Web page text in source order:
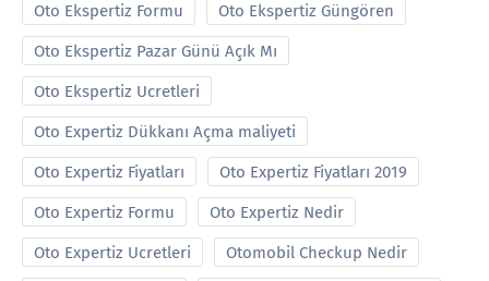
Oto Ekspertiz Formu Oto Ekspertiz Güngören
Oto Ekspertiz Pazar Günü Açık Mı
Oto Ekspertiz Ucretleri
Oto Expertiz Dükkanı Açma maliyeti
Oto Expertiz Fiyatları Oto Expertiz Fiyatları 2019
Oto Expertiz Formu Oto Expertiz Nedir
Oto Expertiz Ucretleri Otomobil Checkup Nedir